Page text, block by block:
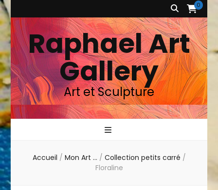
0
Raphael Art
Gallery
Art et Sculpture
Accueil / Mon Art … / Collection petits carré /
Floraline